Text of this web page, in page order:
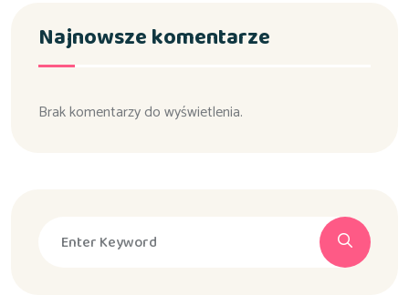
Najnowsze komentarze
Brak komentarzy do wyświetlenia.